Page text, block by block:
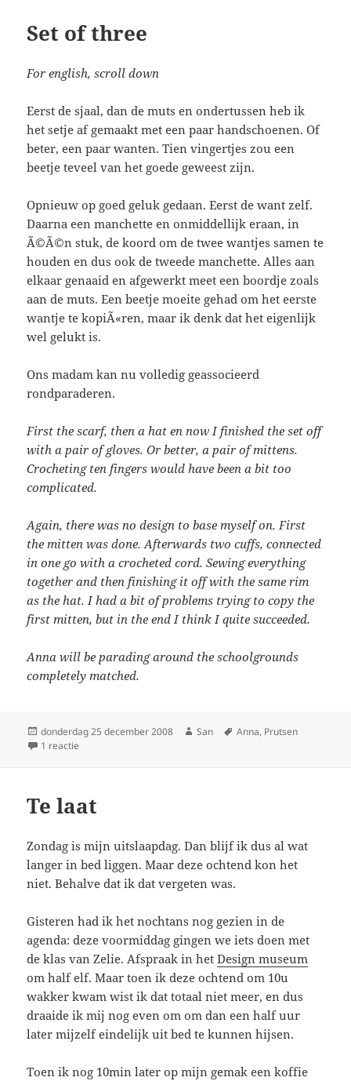
Set of three
For english, scroll down
Eerst de sjaal, dan de muts en ondertussen heb ik
het setje af gemaakt met een paar handschoenen. Of
beter, een paar wanten. Tien vingertjes zou een
beetje teveel van het goede geweest zijn.
Opnieuw op goed geluk gedaan. Eerst de want zelf.
Daarna een manchette en onmiddellijk eraan, in
Ã©Ã©n stuk, de koord om de twee wantjes samen te
houden en dus ook de tweede manchette. Alles aan
elkaar genaaid en afgewerkt meet een boordje zoals
aan de muts. Een beetje moeite gehad om het eerste
wantje te kopiÃ«ren, maar ik denk dat het eigenlijk
wel gelukt is.
Ons madam kan nu volledig geassocieerd
rondparaderen.
First the scarf, then a hat en now I finished the set off
with a pair of gloves. Or better, a pair of mittens.
Crocheting ten fingers would have been a bit too
complicated.
Again, there was no design to base myself on. First
the mitten was done. Afterwards two cuffs, connected
in one go with a crocheted cord. Sewing everything
together and then finishing it off with the same rim
as the hat. I had a bit of problems trying to copy the
first mitten, but in the end I think I quite succeeded.
Anna will be parading around the schoolgrounds
completely matched.
Geplaatst
op
donderdag 25 december 2008 Auteur
San Tags
Anna, Prutsen
1 reactie
Te laat
Zondag is mijn uitslaapdag. Dan blijf ik dus al wat
langer in bed liggen. Maar deze ochtend kon het
niet. Behalve dat ik dat vergeten was.
Gisteren had ik het nochtans nog gezien in de
agenda: deze voormiddag gingen we iets doen met
de klas van Zelie. Afspraak in hetDesign museum
om half elf. Maar toen ik deze ochtend om 10u
wakker kwam wist ik dat totaal niet meer, en dus
draaide ik mij nog even om om dan een half uur
later mijzelf eindelijk uit bed te kunnen hijsen.
Toen ik nog 10min later op mijn gemak een koffie